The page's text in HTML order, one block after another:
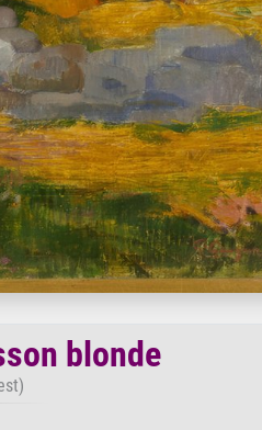
blonde